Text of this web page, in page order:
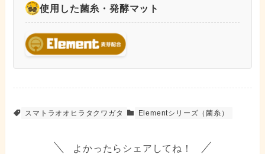
使用した菌糸・発酵マット
スマトラオオヒラタクワガタ Elementシリーズ（菌糸）
よかったらシェアしてね！